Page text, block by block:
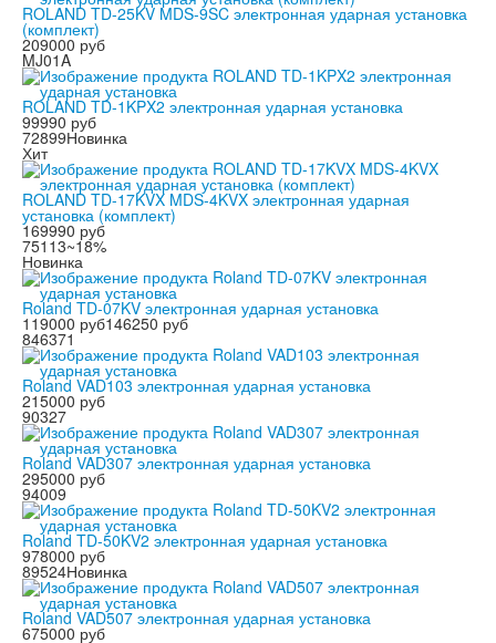
ROLAND TD-25KV MDS-9SC электронная ударная установка
(комплект)
209000 руб
MJ01A
ROLAND TD-1KPX2 электронная ударная установка
99990 руб
72899Новинка
Хит
ROLAND TD-17KVX MDS-4KVX электронная ударная
установка (комплект)
169990 руб
75113~18%
Новинка
Roland TD-07KV электронная ударная установка
119000 руб146250 руб
846371
Roland VAD103 электронная ударная установка
215000 руб
90327
Roland VAD307 электронная ударная установка
295000 руб
94009
Roland TD-50KV2 электронная ударная установка
978000 руб
89524Новинка
Roland VAD507 электронная ударная установка
675000 руб